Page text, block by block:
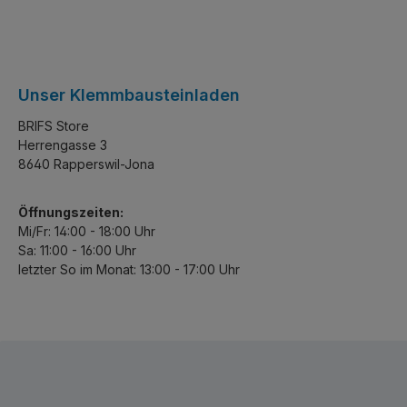
Unser Klemmbausteinladen
BRIFS Store
Herrengasse 3
8640 Rapperswil-Jona
Öffnungszeiten:
Mi/Fr: 14:00 - 18:00 Uhr
Sa: 11:00 - 16:00 Uhr
letzter So im Monat: 13:00 - 17:00 Uhr